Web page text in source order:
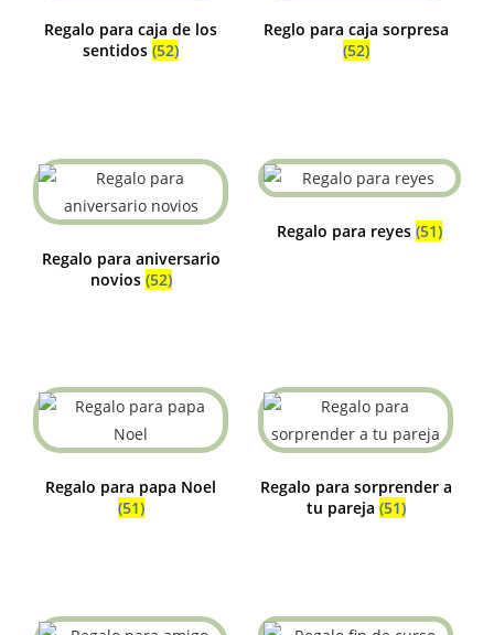
Regalo para caja de los
sentidos (52)
Reglo para caja sorpresa
(52)
Regalo para aniversario
novios (52)
Regalo para reyes (51)
Regalo para papa Noel
(51)
Regalo para sorprender a
tu pareja (51)